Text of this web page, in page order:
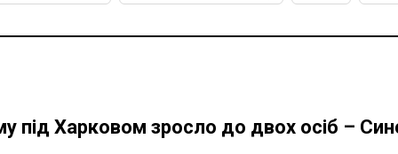
під Харковом зросло до двох осіб –